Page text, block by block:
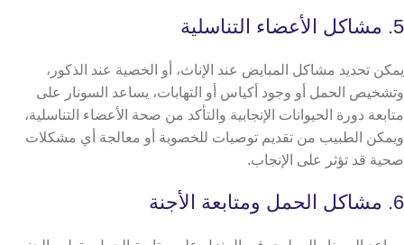
5. مشاكل الأعضاء التناسلية
يمكن تحديد مشاكل المبايض عند الإناث، أو الخصية عند الذكور،
وتشخيص الحمل أو وجود أكياس أو التهابات، يساعد السونار على
متابعة دورة الحيوانات الإنجابية والتأكد من صحة الأعضاء التناسلية،
ويمكن الطبيب من تقديم توصيات للخصوبة أو معالجة أي مشكلات
صحية قد تؤثر على الإنجاب.
6. مشاكل الحمل ومتابعة الأجنة